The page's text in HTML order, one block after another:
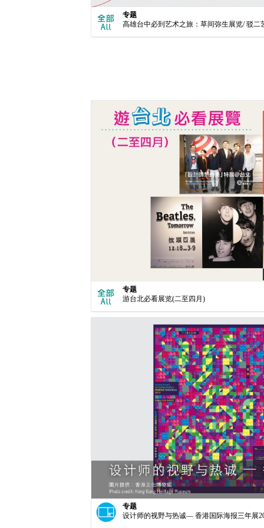
专题
高雄台中必到艺术之旅：草间弥生展览/ 驳二
专题
游台北必看展览(二至四月)
专题
设计师的视野与热诚— 香港国际海报三年展